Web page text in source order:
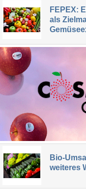
FEPEX:
als
Bio-
weiteres